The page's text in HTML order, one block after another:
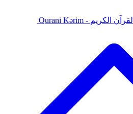
Qurani Kərim - القرآن الكريم